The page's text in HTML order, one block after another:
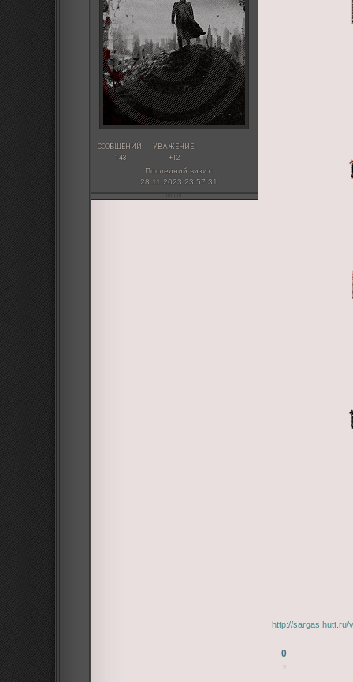
СООБЩЕНИЙ:
143
УВАЖЕНИЕ:
+12
Последний визит:
28.11.2023 23:57:31
http://sargas.hutt.ru/
0